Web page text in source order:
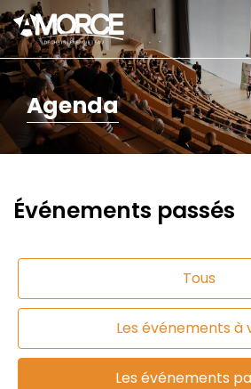
Agenda
Événements passés
Tous
Les événements à
Les événements